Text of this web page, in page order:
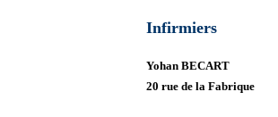
Infirmiers
Yohan BECART
20 rue de la Fabrique